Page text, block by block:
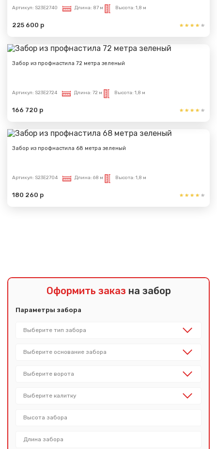
Артикул: S23E2740 Длина: 87 м Высота: 1,8 м
225 600 р
Забор из профнастила 72 метра зеленый
Артикул: S23E2724 Длина: 72 м Высота: 1,8 м
166 720 р
Забор из профнастила 68 метра зеленый
Артикул: S23E2704 Длина: 68 м Высота: 1,8 м
180 260 р
Оформить заказ на забор
Параметры забора